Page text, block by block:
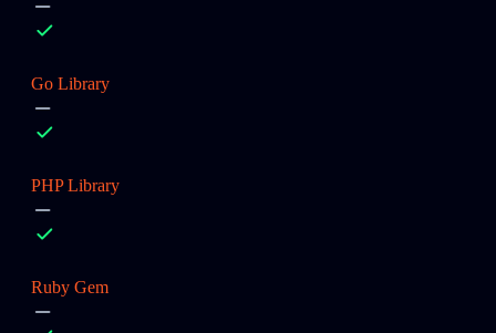
Go Library
PHP Library
Ruby Gem